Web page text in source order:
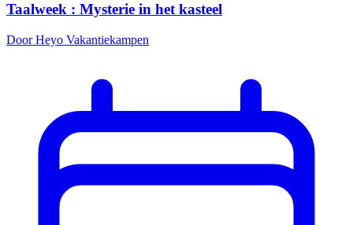
Taalweek : Mysterie in het kasteel
Door Heyo Vakantiekampen